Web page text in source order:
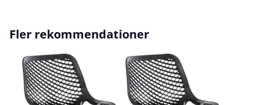
Hoppa över produktgalleri
Fler rekommendationer